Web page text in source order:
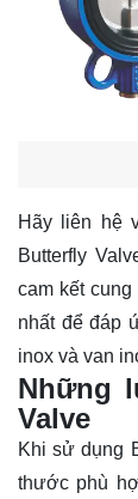
Hãy liên hệ
Butterfly
cam kết
nhất để đáp
inox và van
Những
Valve
Khi sử dụng
thước phù